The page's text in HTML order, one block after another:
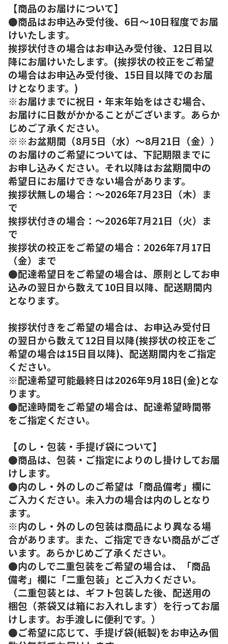
【商品のお届けについて】
●商品はお申込み受付後、6日～10日程度でお届
けいたします。
挨拶状付きの場合はお申込み受付後、12日目以
降にお届けいたします。(挨拶状の校正をご希望
の場合はお申込み受付後、15日目以降でのお届
けとなります。)
※お届けまでに祝日・年末年始をはさむ場合、
お届けに日数がかかることがございます。あらか
じめご了承ください。
※※お盆期間（8月5日（水）～8月21日（金））
のお届けのご希望については、下記期限までに
お申し込みください。それ以降はお盆期間中の
希望日にお届けできない場合があります。
挨拶状無しの場合：～2026年7月23日（木）ま
で
挨拶状付きの場合：～2026年7月21日（火）ま
で
挨拶状の校正をご希望の場合：2026年7月17日
（金）まで
●配達希望日をご希望の場合は、原則としてお申
込みの翌日から数えて10日目以降、配送期間内
となります。
挨拶状付きをご希望の場合は、お申込み受付日
の翌日から数えて12日目以降(挨拶状の校正をご
希望の場合は15日目以降)、配送期間内をご指定
ください。
※配達希望可能最終日は2026年9月18日(金)とな
ります。
●配達時間をご希望の場合は、配達希望時間帯
をご指定ください。
【のし・包装・手提げ袋について】
●商品は、包装・ご指定によりのし掛けしてお届
けします。
●内のし・外のしのご希望は「商品備考」欄に
ご入力ください。未入力の場合は内のしとなり
ます。
※内のし・外のしの包装は商品により異なる場
合があります。また、ご指定できない商品がござ
います。あらかじめご了承ください。
●内のしで二重包装をご希望の場合は、「商品
備考」欄に「二重包装」とご入力ください。
（二重包装とは、ギフト包装した後、配送用の
梱包（茶袋又は箱にお入れします）を行ってお届
けします。お手渡しに便利です。）
●ご希望に応じて、手提げ袋(紙製)をお申込み個